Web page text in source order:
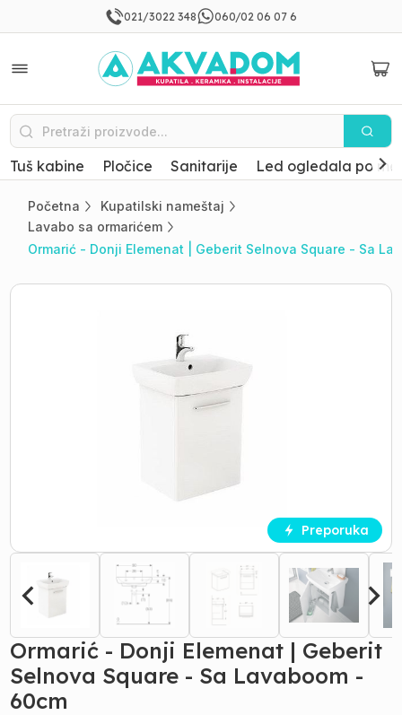
021/3022 348 060/02 06 07 6
Tuš kabine Pločice Sanitarije Led ogledala po
Početna
Kupatilski nameštaj
Lavabo sa ormarićem
Ormarić - Donji Elemenat | Geberit Selnova Square - Sa
Preporuka
Ormarić - Donji Elemenat | Geberit
Selnova Square - Sa Lavaboom -
60cm